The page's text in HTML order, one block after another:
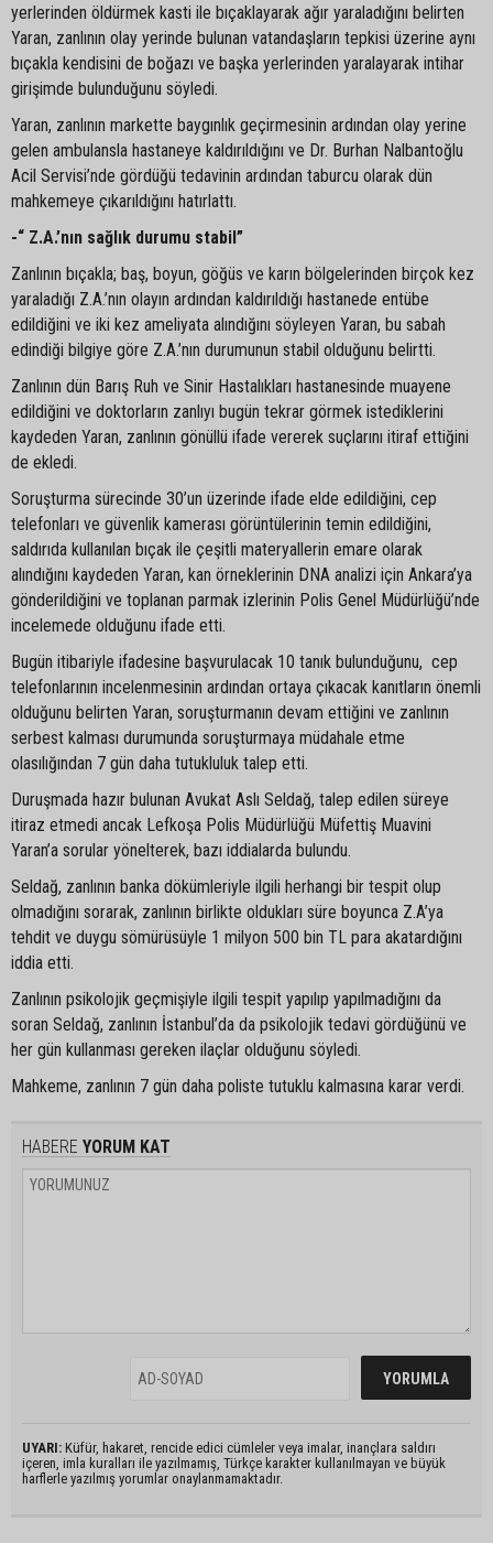
yerlerinden öldürmek kasti ile bıçaklayarak ağır yaraladığını belirten
Yaran, zanlının olay yerinde bulunan vatandaşların tepkisi üzerine aynı
bıçakla kendisini de boğazı ve başka yerlerinden yaralayarak intihar
girişimde bulunduğunu söyledi.
Yaran, zanlının markette baygınlık geçirmesinin ardından olay yerine
gelen ambulansla hastaneye kaldırıldığını ve Dr. Burhan Nalbantoğlu
Acil Servisi’nde gördüğü tedavinin ardından taburcu olarak dün
mahkemeye çıkarıldığını hatırlattı.
-“ Z.A.’nın sağlık durumu stabil”
Zanlının bıçakla; baş, boyun, göğüs ve karın bölgelerinden birçok kez
yaraladığı Z.A.’nın olayın ardından kaldırıldığı hastanede entübe
edildiğini ve iki kez ameliyata alındığını söyleyen Yaran, bu sabah
edindiği bilgiye göre Z.A.’nın durumunun stabil olduğunu belirtti.
Zanlının dün Barış Ruh ve Sinir Hastalıkları hastanesinde muayene
edildiğini ve doktorların zanlıyı bugün tekrar görmek istediklerini
kaydeden Yaran, zanlının gönüllü ifade vererek suçlarını itiraf ettiğini
de ekledi.
Soruşturma sürecinde 30’un üzerinde ifade elde edildiğini, cep
telefonları ve güvenlik kamerası görüntülerinin temin edildiğini,
saldırıda kullanılan bıçak ile çeşitli materyallerin emare olarak
alındığını kaydeden Yaran, kan örneklerinin DNA analizi için Ankara’ya
gönderildiğini ve toplanan parmak izlerinin Polis Genel Müdürlüğü’nde
incelemede olduğunu ifade etti.
Bugün itibariyle ifadesine başvurulacak 10 tanık bulunduğunu, cep
telefonlarının incelenmesinin ardından ortaya çıkacak kanıtların önemli
olduğunu belirten Yaran, soruşturmanın devam ettiğini ve zanlının
serbest kalması durumunda soruşturmaya müdahale etme
olasılığından 7 gün daha tutukluluk talep etti.
Duruşmada hazır bulunan Avukat Aslı Seldağ, talep edilen süreye
itiraz etmedi ancak Lefkoşa Polis Müdürlüğü Müfettiş Muavini
Yaran’a sorular yönelterek, bazı iddialarda bulundu.
Seldağ, zanlının banka dökümleriyle ilgili herhangi bir tespit olup
olmadığını sorarak, zanlının birlikte oldukları süre boyunca Z.A’ya
tehdit ve duygu sömürüsüyle 1 milyon 500 bin TL para akatardığını
iddia etti.
Zanlının psikolojik geçmişiyle ilgili tespit yapılıp yapılmadığını da
soran Seldağ, zanlının İstanbul’da da psikolojik tedavi gördüğünü ve
her gün kullanması gereken ilaçlar olduğunu söyledi.
Mahkeme, zanlının 7 gün daha poliste tutuklu kalmasına karar verdi.
HABERE YORUM KAT
UYARI: Küfür, hakaret, rencide edici cümleler veya imalar, inançlara saldırı
içeren, imla kuralları ile yazılmamış, Türkçe karakter kullanılmayan ve büyük
harflerle yazılmış yorumlar onaylanmamaktadır.